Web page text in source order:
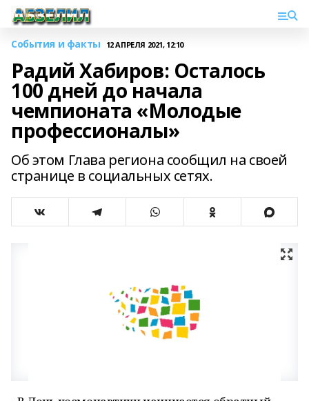
События и факты 12 АПРЕЛЯ 2021, 12:10
Радий Хабиров: Осталось
100 дней до начала
чемпионата «Молодые
профессионалы»
Об этом Глава региона сообщил на своей
странице в социальных сетях.